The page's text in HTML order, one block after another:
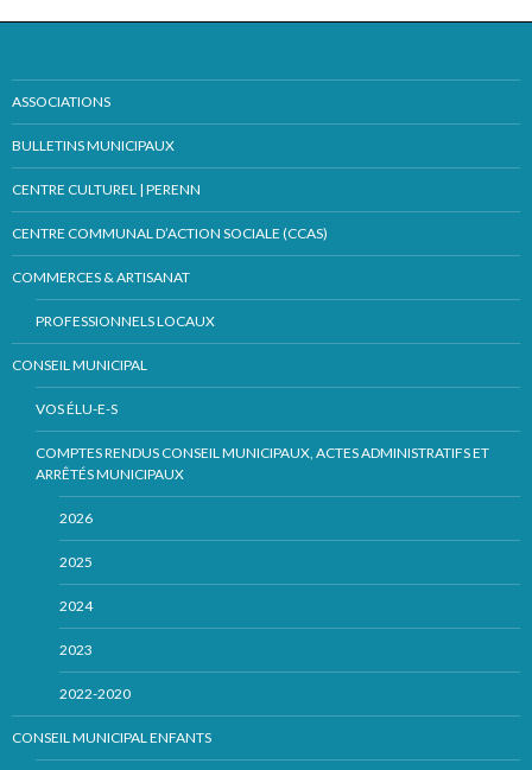
ASSOCIATIONS
BULLETINS MUNICIPAUX
CENTRE CULTUREL | PERENN
CENTRE COMMUNAL D’ACTION SOCIALE (CCAS)
COMMERCES & ARTISANAT
PROFESSIONNELS LOCAUX
CONSEIL MUNICIPAL
VOS ÉLU-E-S
COMPTES RENDUS CONSEIL MUNICIPAUX, ACTES ADMINISTRATIFS ET
ARRÊTÉS MUNICIPAUX
2026
2025
2024
2023
2022-2020
CONSEIL MUNICIPAL ENFANTS